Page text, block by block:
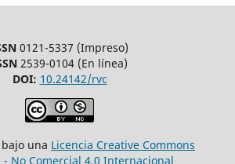
0121-5337 (Impreso)
2539-0104 (En línea)
DOI: 10.24142/rvc
una Licencia Creative Commons
No Comercial 4.0 Internacional